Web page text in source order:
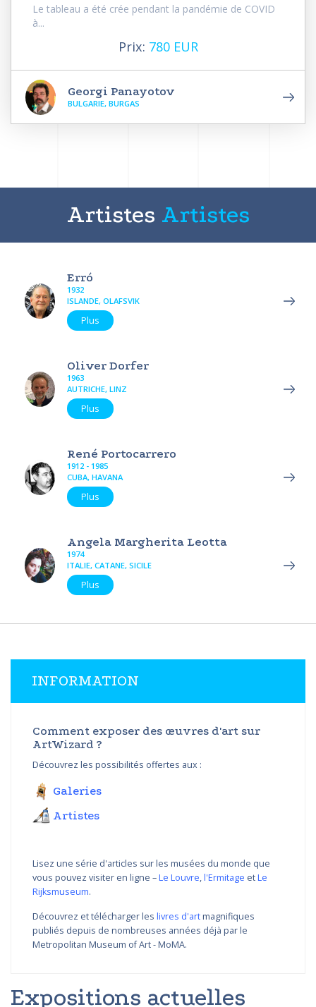
Le tableau a été crée pendant la pandémie de COVID
à...
Prix: 780 EUR
Georgi Panayotov
BULGARIE, BURGAS
Artistes Artistes
Erró
1932
ISLANDE, OLAFSVIK
Plus
Oliver Dorfer
1963
AUTRICHE, LINZ
Plus
René Portocarrero
1912 - 1985
CUBA, HAVANA
Plus
Angela Margherita Leotta
1974
ITALIE, CATANE, SICILE
Plus
INFORMATION
Comment exposer des œuvres d'art sur
ArtWizard ?
Découvrez les possibilités offertes aux :
Galeries
Artistes
Lisez une série d'articles sur les musées du monde que
vous pouvez visiter en ligne –Le Louvre,l'Ermitage etLe
Rijksmuseum.
Découvrez et télécharger les livres d'artmagnifiques
publiés depuis de nombreuses années déjà par le
Metropolitan Museum of Art - MoMA.
Expositions actuelles